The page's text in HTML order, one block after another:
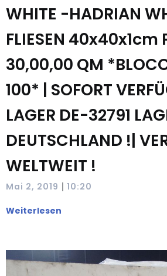
WHITE -HADRIAN
FLIESEN 40x40x1cm
30,00,00 QM
100* | SOFORT
LAGER DE-32791
DEUTSCHLAND !|
WELTWEIT !
Mai 2, 2019 | 10:20
Weiterlesen